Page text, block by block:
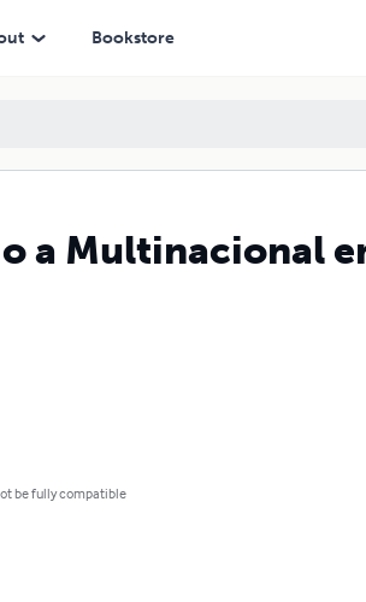
Bookstore
a Multinacional
be fully compatible